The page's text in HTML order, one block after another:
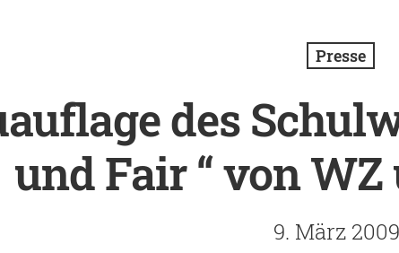
Presse
des
und Fair “ von
9. März 2009